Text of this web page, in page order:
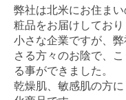
弊社は北米にお住ま
粧品をお届けしており
小さな企業ですが、
さる方々のお陰で、
る事ができました。
乾燥肌、敏感肌の方